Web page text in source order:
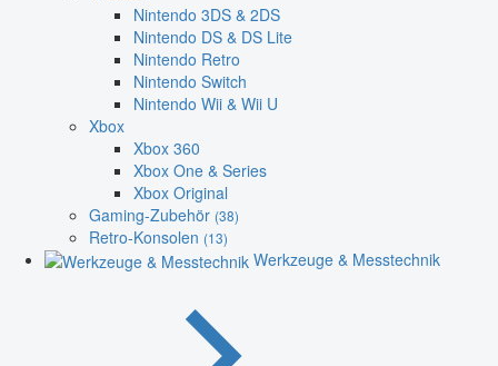
Nintendo 3DS & 2DS
Nintendo DS & DS Lite
Nintendo Retro
Nintendo Switch
Nintendo Wii & Wii U
Xbox
Xbox 360
Xbox One & Series
Xbox Original
Gaming-Zubehör (38)
Retro-Konsolen (13)
Werkzeuge & Messtechnik